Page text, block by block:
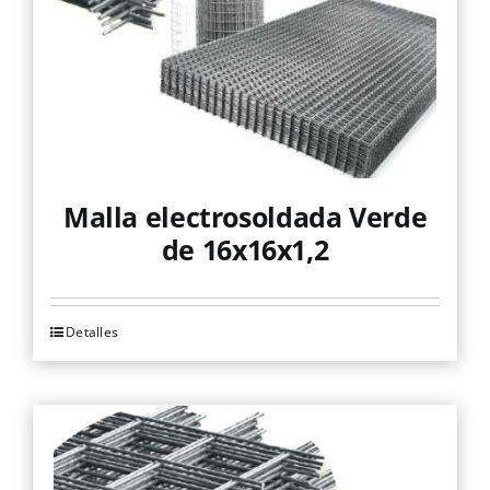
elegir
Malla electrosoldada Verde
de 16x16x1,2
Este
producto
tiene
múltiples
variantes.
Detalles